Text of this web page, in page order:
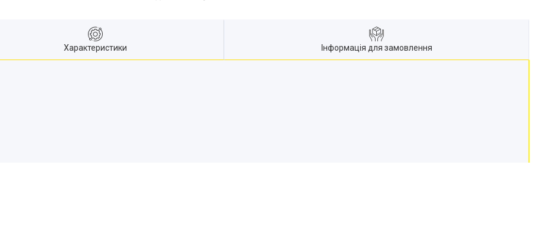
Характеристики Інформація для замовлення